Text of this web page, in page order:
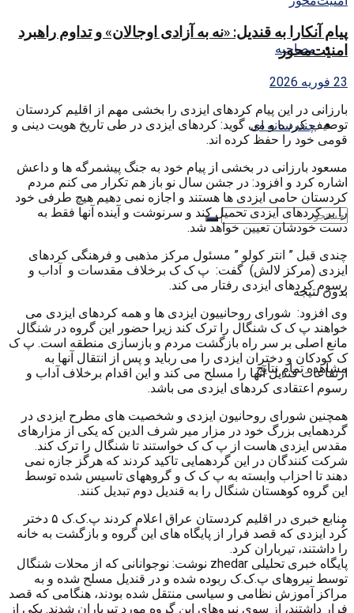
مصاحبه
چندرسانه ای
بدون نتیجه
مشاهده تمام نتایج
پیام آنکارا به قندیل: «نه به آزادی اوجالان» و تداوم راهبرد
امنیت‌محور
23 فوریه 2026
بارزانی در این پیام کردهای ایزدی را بخشی مهم از اقلیم کردستان
توصیف کرد ه و می گوید: کردهای ایزدی در طی تاریخ هویت دینی و
قومی خود را حفظ کرده اند.
مسعود بارزانی در بخشی از پیام خود به جنگ پیشمرگه ها و داعش
اشاره کرد و افزود: در جشن سال نو باز هم تکرار می کنم مردم
کردستان حامی ایزدی ها هستند و اجازه نمی دهیم هیچ طرفی خود
را بر کردهای ایزدی تحمیل کند و سرنوشت و آینده آنها فقط به
دست خودشان تعیین خواهد شد.
چندی قبل ” انتر کولو ” مسئول مرکز مذهبی و فرهنگی کردهای
ایزدی (مرکز لالش) گفت: پ ک ک برخلاف مقدسات و آداب و
رسوم کردهای ایزدی رفتار می کند.
وی افزود: شورای روحانییون ایزدی ها و همه کردهای ایزدی می
خواهند پ ک ک شنگال را ترک کند زیرا حضور این گروه در شنگال
مانع اصلی بر سر راه بازگشت مردم و بازسازی منطقه است. پ ک
ک کودکان و دختران ایزدی را می رباید و پس از انتقال آنها به
ارتفاعات قندیل آنها را مسلح می کند و این اقدام برخلاف آداب و
رسوم اعتقادی کردهای ایزدی می باشد.
همچنین شورای روحانیون ایزدی و شخصیت های مطرح ایزدی در
گردهمایی بزرگ خود در مزار میر شرف الدین که یکی از مزارهای
مقدس ایزدی هاست از پ ک ک خواستند تا شنگال را ترک کند.
شرکت کنندگان در این گردهمایی تاکید کردند که هرگز جازه نمی
دهند تا احزاب وابسته به پ ک ک و گروههای تاسیس شده توسط
این گروه کوهستان شنگال را به قندیل دوم تبدیل کنند.
منابع خبری در اقلیم کردستان عراق اعلام کردند پ.ک.ک ۵ دختر
کُرد ایزدی که قصد فرار از پایگاه های این گروه و بازگشت به خانه
را داشتند، تیرباران کرد.
پایگاه خبری تحلیلی zhedar نوشت: نوجوانانی که از محلات شنگال
توسط نیروهای پ.ک.ک ربوده شده و در قندیل مسلح شده و به
مراکز آموزش نظامی و سیاسی منتقل شده بودند، هنگامی که قصد
فرار داشتند، از سوی نیروهای این گروه مورد تیرباران شدند. یکی از